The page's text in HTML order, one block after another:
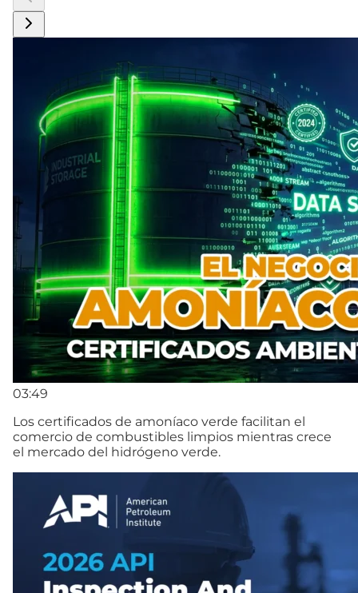
03:49
Los certificados de amoníaco verde facilitan el
comercio de combustibles limpios mientras crece
el mercado del hidrógeno verde.